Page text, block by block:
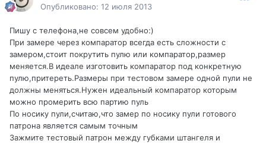
Опубликовано: 12 июля 2013
Пишу с телефона,не совсем удобно:)
При замере через компаратор всегда есть сложности с
замером,стоит покрутить пулю или компаратор,размер
меняется.В идеале изготовить компаратор под конкретную
пулю,притереть.Размеры при тестовом замере одной пули не
должны меняться.Нужен идеальный компаратор которым
можно промерить всю партию пуль
По носику пули,считаю,что замер по носику пули готового
патрона является самым точным
Зажмите тестовый патрон между губками штангеля и